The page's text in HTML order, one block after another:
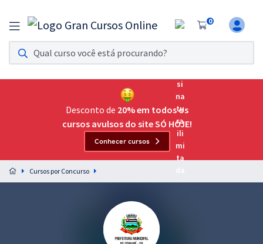
0
Assinatura Ilimitada 11
Acesso a todos os cursos. Teste grátis por 7 dias!
Assinatura OAB Até Passar
Acesso ilimitado a toda preparação para o Exame da
Preparação completa e intensiva para as principais
residências em saúde do Brasil
Desconto de 20% em todos os
cursos avulsos do site SÓ HOJE!
Conhecer cursos
Cursos por Concurso